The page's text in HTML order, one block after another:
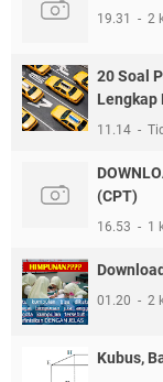
19.31 2
20 Soal
Lengkap
11.14
(CPT)
16.53 1
01.20 2
Kubus,